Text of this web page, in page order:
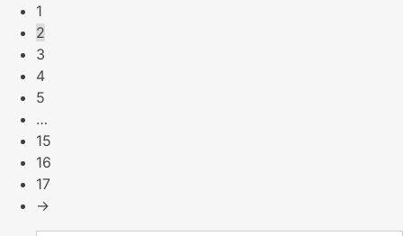
1
2
3
4
5
…
15
16
17
→